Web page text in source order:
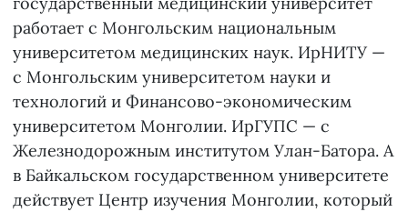
работает с Монгольским национальным
университетом медицинских наук. ИрНИТУ —
с Монгольским университетом науки и
технологий и Финансово-экономическим
университетом Монголии. ИрГУПС — с
Железнодорожным институтом Улан-Батора. А
в Байкальском государственном университете
действует Центр изучения Монголии, который